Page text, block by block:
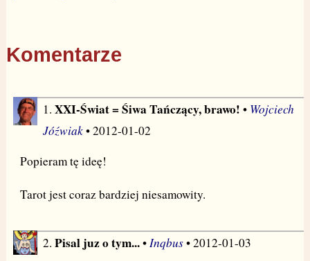
Komentarze
1. XXI-Świat = Śiwa Tańczący, brawo! • Wojciech
Jóźwiak• 2012-01-02
Popieram tę ideę!
Tarot jest coraz bardziej niesamowity.
2. Pisal juz o tym...•Inqbus• 2012-01-03